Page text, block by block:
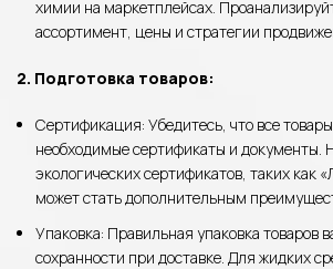
химии на маркетплейсах.
ассортимент, цены и стратегии
2. Подготовка товаров:
Сертификация: Убедитесь, что все
необходимые сертификаты и документы.
экологических сертификатов, таких как
может стать дополнительным
Упаковка: Правильная упаковка товаров
сохранности при доставке. Для жидких